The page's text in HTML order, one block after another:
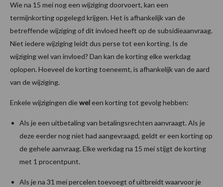
Wie na 15 mei nog een wijziging doorvoert, kan een
termijnkorting opgelegd krijgen. Het is afhankelijk van de
betreffende wijziging of dit invloed heeft op de subsidieaanvraag.
Niet iedere wijziging leidt dus perse tot een korting. Is de
wijziging wel van invloed? Dan kan de korting elke werkdag
oplopen. Hoeveel de korting toeneemt, is afhankelijk van de aard
van de wijziging.
Enkele wijzigingen dieweleen korting tot gevolg hebben:
Als je een uitbetaling van betalingsrechten aanvraagt. Als je
deze eerder nog niet had aangevraagd, geldt er een korting op
de gehele aanvraag. Elke werkdag na 15 mei stijgt de korting
met 1 procentpunt.
Als je na 31 mei percelen toevoegt of uitbreidt waarvoor je